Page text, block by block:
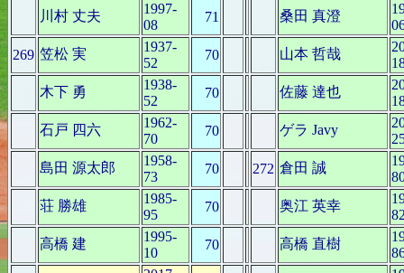
川村 丈夫
1997-
08
71 桑田 真澄
269 笠松 実
1937-
52
70 山本 哲哉
木下 勇
1938-
52
70 佐藤 達也
石戸 四六
1962-
70
70 ゲラ Javy
島田 源太郎
1958-
73
70 272 倉田 誠
荘 勝雄
1985-
95
70 奥江 英幸
高橋 建
1995-
10
70 高橋 直樹